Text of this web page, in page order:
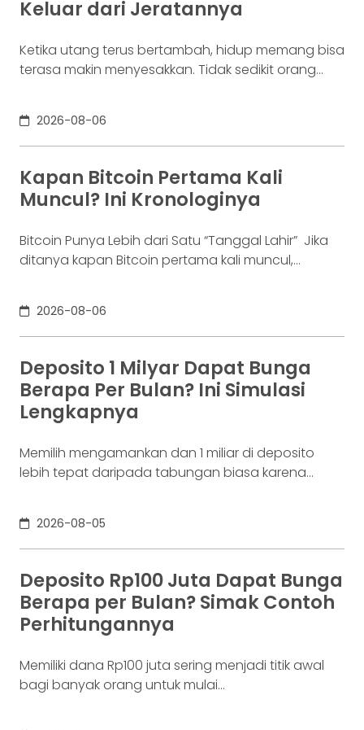
Keluar dari Jeratannya
Ketika utang terus bertambah, hidup memang bisa
terasa makin menyesakkan. Tidak sedikit orang
kondisi yang kita kenal sebagai gagal bayar. Ini
bukan masalah segelintir orang. Mengutip laporan
OJK dari dataindonesia.id, angka kredit macet di
industri fintech tercatat naik ke 4,38% per Januari
2026-08-06
Kapan Bitcoin Pertama Kali
Muncul? Ini Kronologinya
Bitcoin Punya Lebih dari Satu “Tanggal Lahir” Jika
ditanya kapan Bitcoin pertama kali muncul,
lain mengatakan 2009. Keduanya tidak
sepenuhnya salah. Bitcoin pertama kali
diperkenalkan sebagai sebuah konsep melalui
whitepaper yang diumumkan oleh Satoshi
Nakamoto pada 31 Oktober 2008. Namun,
jaringannya baru benar-benar mulai beroperasi
2026-08-06
Deposito 1 Milyar Dapat Bunga
Berapa Per Bulan? Ini Simulasi
Lengkapnya
Memilih mengamankan dan 1 miliar di deposito
lebih tepat daripada tabungan biasa karena
Jawabannya tergantung pada suku bunga
deposito yang ditawarkan bank, tenor, serta pajak
bunga deposito yang berlaku. Semakin tinggi
bunga depositonya, semakin besar pula yang bisa
diperoleh. Yuk, simak! Deposito
2026-08-05
Deposito Rp100 Juta Dapat Bunga
Berapa per Bulan? Simak Contoh
Perhitungannya
Memiliki dana Rp100 juta sering menjadi titik awal
bagi banyak orang untuk mulai